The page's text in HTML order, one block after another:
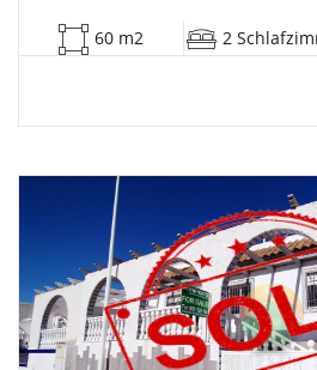
60 m2 2